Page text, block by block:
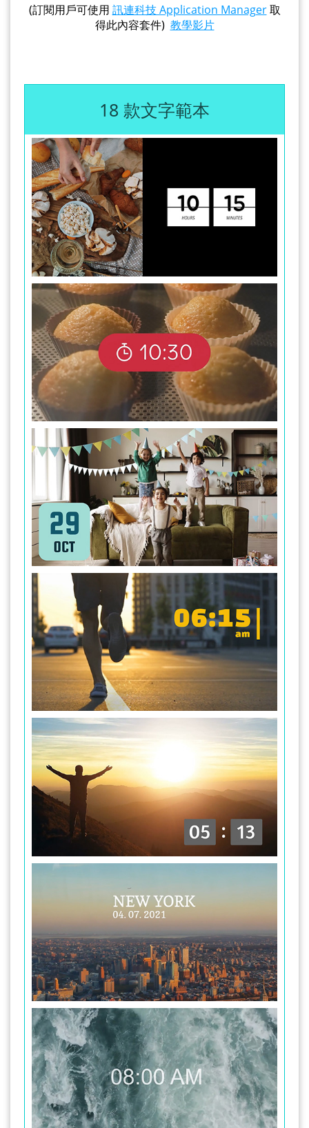
(訂閱用戶可使用 訊連科技 Application Manager取
得此內容套件) 教學影片
18 款文字範本